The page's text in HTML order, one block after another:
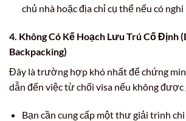
chủ nhà hoặc địa chỉ cụ thể nếu có nghi
4. Không Có Kế Hoạch Lưu Trú Cố Định
Backpacking)
Đây là trường hợp khó nhất để chứng
dẫn đến việc từ chối visa nếu không được
Bạn cần cung cấp một thư giải trình